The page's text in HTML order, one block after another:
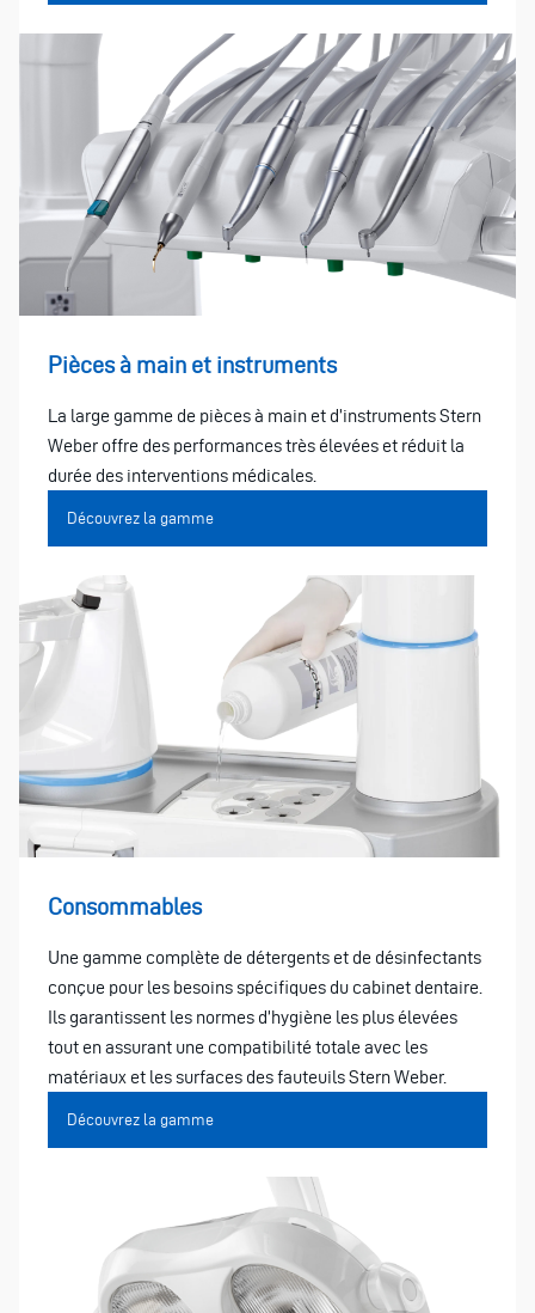
Pièces à main et instruments
La large gamme de pièces à main et d’instruments Stern
Weber offre des performances très élevées et réduit la
durée des interventions médicales.
Découvrez la gamme
Consommables
Une gamme complète de détergents et de désinfectants
conçue pour les besoins spécifiques du cabinet dentaire.
Ils garantissent les normes d’hygiène les plus élevées
tout en assurant une compatibilité totale avec les
matériaux et les surfaces des fauteuils Stern Weber.
Découvrez la gamme